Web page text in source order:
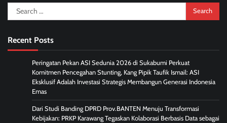
Search
for:
Recent Posts
Peringatan Pekan ASI Sedunia 2026 di Sukabumi Perkuat
Komitmen Pencegahan Stunting, Kang Pipik Taufik Ismail: ASI
Eksklusif Adalah Investasi Strategis Membangun Generasi Indonesia
Emas
Dari Studi Banding DPRD Prov.BANTEN Menuju Transformasi
Kebijakan: PRKP Karawang Tegaskan Kolaborasi Berbasis Data sebagai